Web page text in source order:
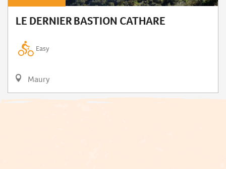
LE DERNIER BASTION CATHARE
Easy
Maury